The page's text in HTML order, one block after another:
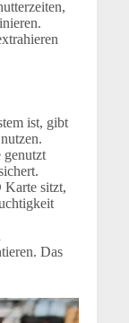
ist, gibt
Karte sitzt,
Das